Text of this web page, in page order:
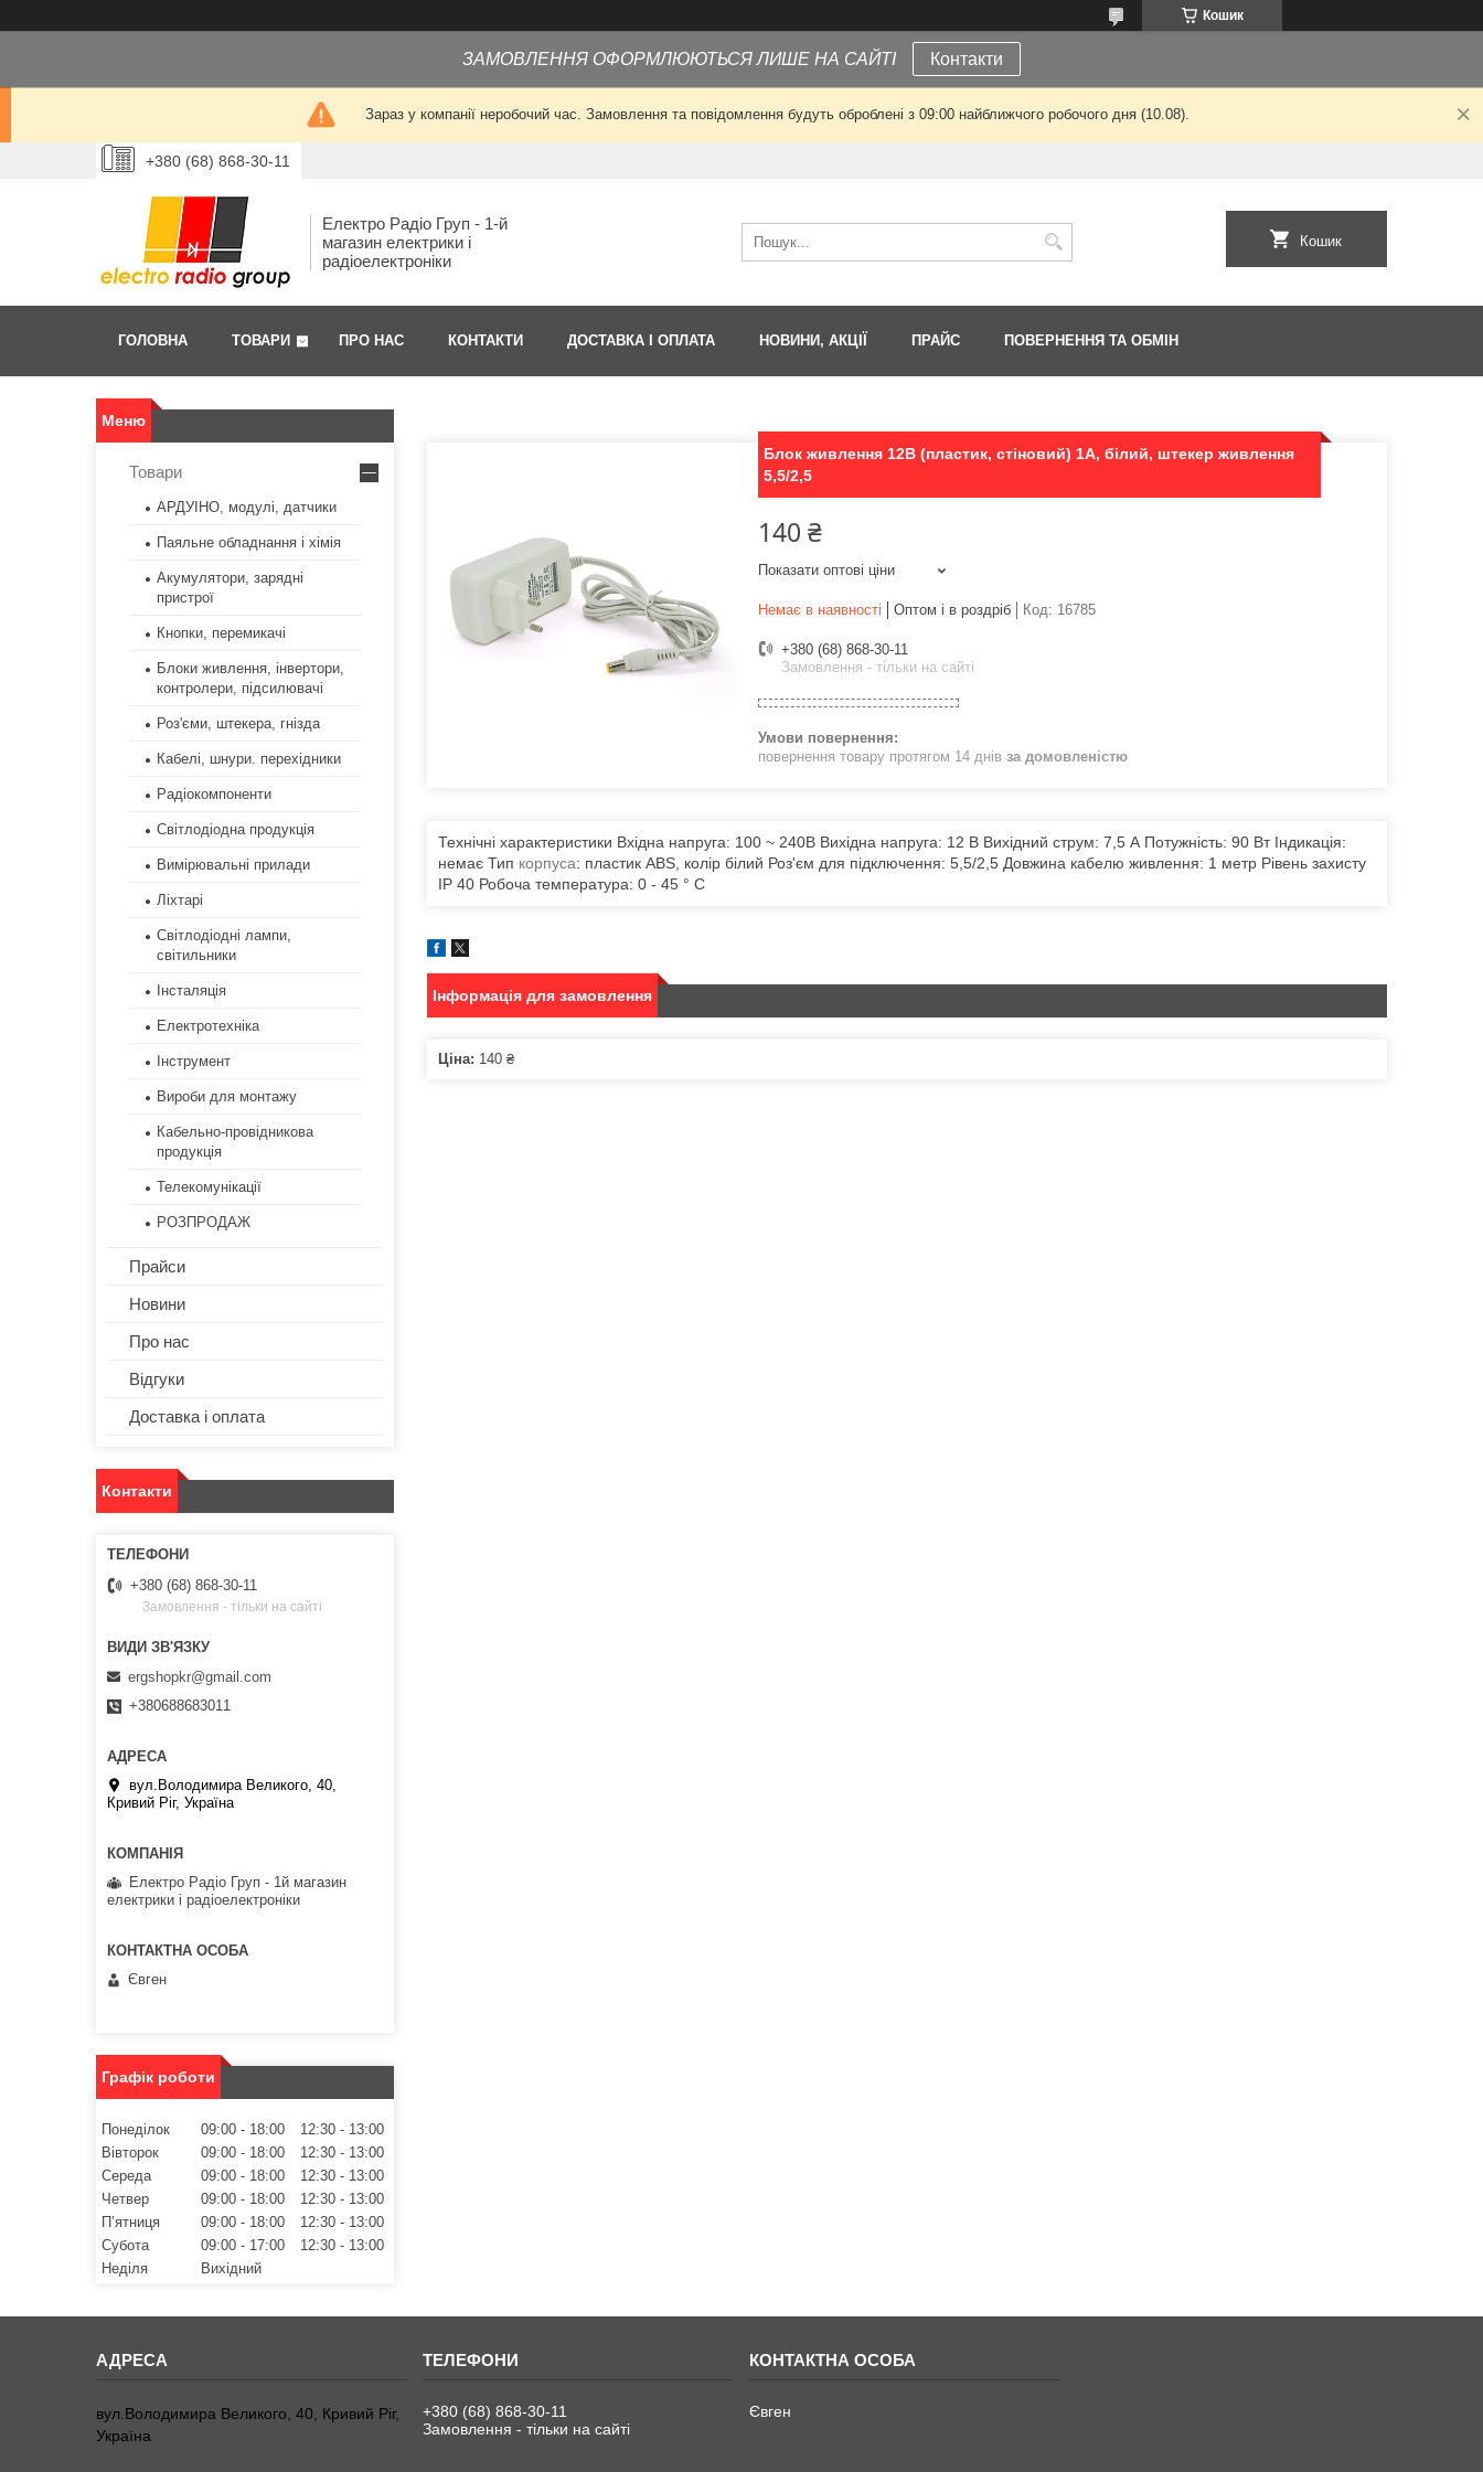
Кошик
ЗАМОВЛЕННЯ ОФОРМЛЮЮТЬСЯ ЛИШЕ НА САЙТІ Контакти
Зараз у компанії неробочий час. Замовлення та повідомлення будуть оброблені з 09:00 найближчого робочого дня (10.08).
+380 (68) 868-30-11
Електро Радіо Груп - 1-й
магазин електрики і
радіоелектроніки
Кошик
ГОЛОВНА ТОВАРИ ПРО НАС КОНТАКТИ ДОСТАВКА І ОПЛАТА НОВИНИ, АКЦІЇ ПРАЙС ПОВЕРНЕННЯ ТА ОБМІН
Блок живлення 12В (пластик, стіновий) 1А, білий, штекер живлення
5,5/2,5
140 ₴
Показати оптові ціни
Немає в наявності Оптом і в роздріб Код: 16785
+380 (68) 868-30-11
Замовлення - тільки на сайті
повернення товару протягом 14 днів за домовленістю
Технічні характеристики Вхідна напруга: 100 ~ 240В Вихідна напруга: 12 В Вихідний струм: 7,5 А Потужність: 90 Вт Індикація:
немає Тип корпуса: пластик ABS, колір білий Роз'єм для підключення: 5,5/2,5 Довжина кабелю живлення: 1 метр Рівень захисту
IP 40 Робоча температура: 0 - 45 ° С
Інформація для замовлення
Ціна: 140 ₴
Товари
АРДУІНО, модулі, датчики
Паяльне обладнання і хімія
Акумулятори, зарядні
пристрої
Кнопки, перемикачі
Блоки живлення, інвертори,
контролери, підсилювачі
Роз'єми, штекера, гнізда
Кабелі, шнури. перехідники
Радіокомпоненти
Світлодіодна продукція
Вимірювальні прилади
Ліхтарі
Світлодіодні лампи,
світильники
Інсталяція
Електротехніка
Інструмент
Вироби для монтажу
Кабельно-провідникова
продукція
Телекомунікації
РОЗПРОДАЖ
Прайси
Новини
Про нас
Відгуки
Доставка і оплата
Контакти
+380 (68) 868-30-11
Замовлення - тільки на сайті
ergshopkr@gmail.com
+380688683011
вул.Володимира Великого, 40,
Кривий Ріг, Україна
Електро Радіо Груп - 1й магазин
електрики і радіоелектроніки
Євген
Графік роботи
Понеділок 09:00 18:00 12:30
13:00
Вівторок
09:00 18:00 12:30
13:00
Середа
09:00 18:00 12:30
13:00
Четвер
09:00 18:00 12:30
13:00
Пʼятниця
09:00 18:00 12:30
13:00
Субота
09:00 17:00 12:30
13:00
Неділя
Вихідний
вул.Володимира Великого, 40, Кривий Ріг,
Україна
+380 (68) 868-30-11
Замовлення - тільки на сайті
Євген